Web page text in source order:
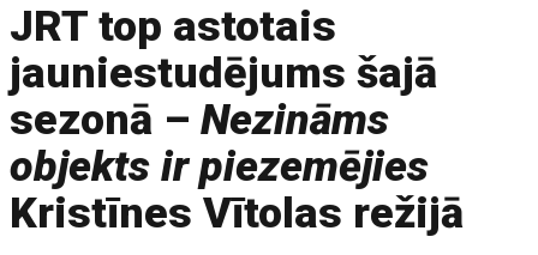
JRT top astotais
jauniestudējums šajā
sezonā –Nezināms
objekts ir piezemējies
Kristīnes Vītolas režijā